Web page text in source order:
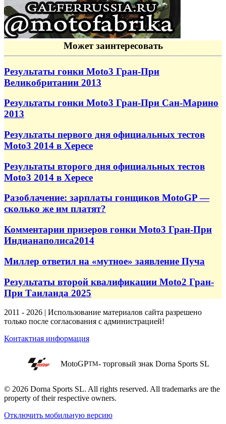
Может заинтересовать
Результаты гонки Moto3 Гран-При
Великобритании 2013
Результаты гонки Moto3 Гран-При Сан-Марино
2013
Результаты первого дня официальных тестов
Moto3 2014 в Хересе
Результаты второго дня официальных тестов
Moto3 2014 в Хересе
Разоблачение: зарплаты гонщиков MotoGP —
сколько же им платят?
Комментарии призеров гонки Moto3 Гран-При
Индианаполиса2014
Миллер ответил на «мутное» заявление Пуча
Результаты второй квалификации Moto2 Гран-
При Таиланда 2025
2011 - 2026 | Использование материалов сайта разрешено
только после согласования с администрацией!
Контактная информация
MotoGPTM- торговый знак Dorna Sports SL
© 2026 Dorna Sports SL. All rights reserved. All trademarks are the
property of their respective owners.
Отключить мобильную версию